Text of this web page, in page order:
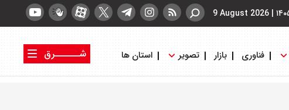
|
9 August 2026
فناوری بازار تصویر استان ها
شــــــرق